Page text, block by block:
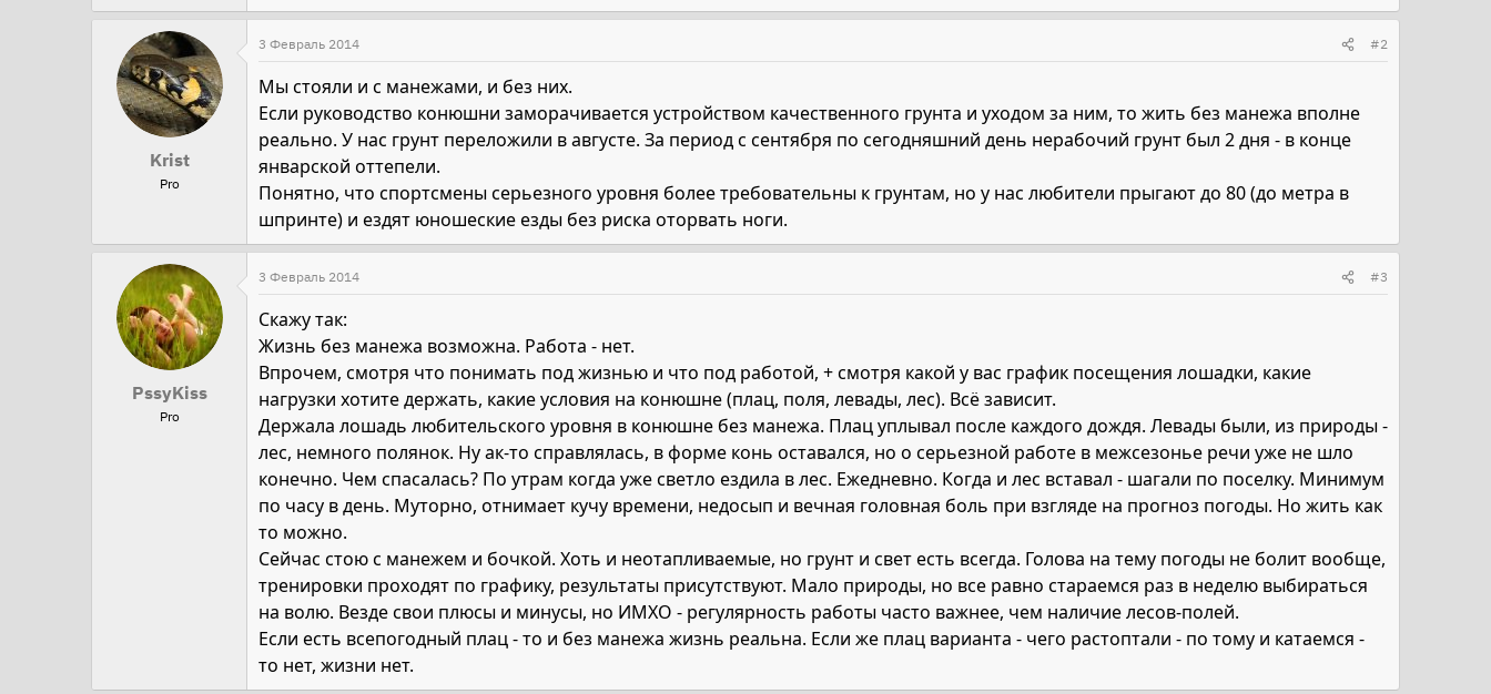
Krist
Pro
3 Февраль 2014 #2
Мы стояли и с манежами, и без них.
Если руководство конюшни заморачивается устройством качественного грунта и уходом за ним, то жить без манежа вполне
реально. У нас грунт переложили в августе. За период с сентября по сегодняшний день нерабочий грунт был 2 дня - в конце
январской оттепели.
Понятно, что спортсмены серьезного уровня более требовательны к грунтам, но у нас любители прыгают до 80 (до метра в
шпринте) и ездят юношеские езды без риска оторвать ноги.
PssyKiss
Pro
3 Февраль 2014 #3
Скажу так:
Жизнь без манежа возможна. Работа - нет.
Впрочем, смотря что понимать под жизнью и что под работой, + смотря какой у вас график посещения лошадки, какие
нагрузки хотите держать, какие условия на конюшне (плац, поля, левады, лес). Всё зависит.
Держала лошадь любительского уровня в конюшне без манежа. Плац уплывал после каждого дождя. Левады были, из природы -
лес, немного полянок. Ну ак-то справлялась, в форме конь оставался, но о серьезной работе в межсезонье речи уже не шло
конечно. Чем спасалась? По утрам когда уже светло ездила в лес. Ежедневно. Когда и лес вставал - шагали по поселку. Минимум
по часу в день. Муторно, отнимает кучу времени, недосып и вечная головная боль при взгляде на прогноз погоды. Но жить как
то можно.
Сейчас стою с манежем и бочкой. Хоть и неотапливаемые, но грунт и свет есть всегда. Голова на тему погоды не болит вообще,
тренировки проходят по графику, результаты присутствуют. Мало природы, но все равно стараемся раз в неделю выбираться
на волю. Везде свои плюсы и минусы, но ИМХО - регулярность работы часто важнее, чем наличие лесов-полей.
Если есть всепогодный плац - то и без манежа жизнь реальна. Если же плац варианта - чего растоптали - по тому и катаемся -
то нет, жизни нет.